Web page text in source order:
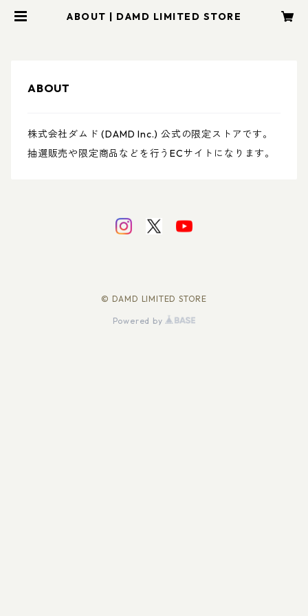
ABOUT | DAMD LIMITED STORE
ABOUT
株式会社ダムド (DAMD Inc.) 公式の限定ストアです。
抽選販売や限定商品などを行うECサイトになります。
© DAMD LIMITED STORE
Powered by